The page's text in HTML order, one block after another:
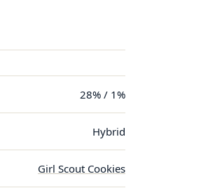
28% / 1%
Hybrid
Girl Scout Cookies